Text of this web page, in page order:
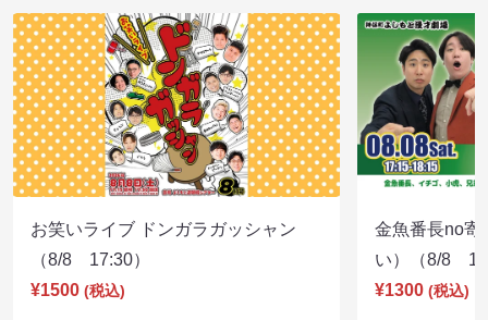
お笑いライブ ドンガラガッシャン
（8/8 17:30）
¥1500 (税込)
金魚番長no寄
い）（8/8
¥1300 (税込)